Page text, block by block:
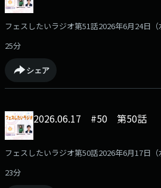
フェスしたいラジオ第51話2026年6月24日（
25分
シェア
2026.06.17 #50 第50話
フェスしたいラジオ第50話2026年6月17日（
23分